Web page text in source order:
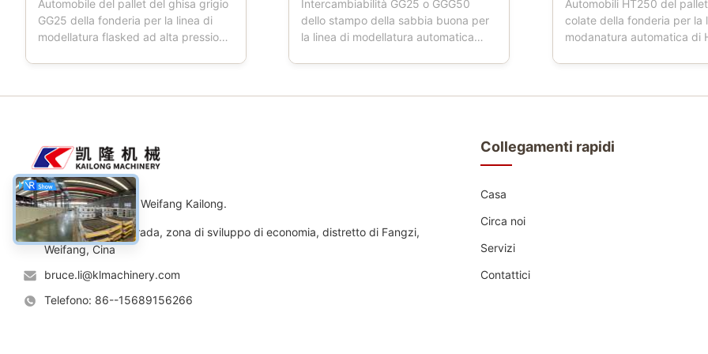
Automobile del pallet del ghisa grigio
GG25 della fonderia per la linea di
modellatura flasked ad alta pressione
Intercambiabilità GG25 o GGG50
dello stampo della sabbia buona per
la linea di modellatura automatica
Automobili HT250 del
colate della fonderia per la
modanatura automatica di
funziona, l'automobile del
quattro ruote, che sta
Macchinario Co., srl di Weifang Kailong.
Indirizzo: No.11 strada, zona di sviluppo di economia, distretto di Fangzi,
Weifang, Cina
bruce.li@klmachinery.com
Telefono: 86--15689156266
Collegamenti rapidi
Casa
Circa noi
Servizi
Contattici